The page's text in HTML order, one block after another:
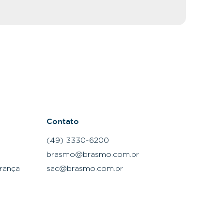
Contato
(49) 3330-6200
brasmo@brasmo.com.br
sac@brasmo.com.br